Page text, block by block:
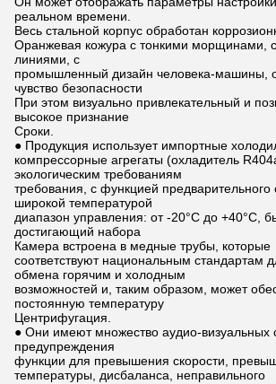
реальном времени.
Весь стальной корпус обработан
Оранжевая кожура с тонкими морщинами,
линиями, с
промышленный дизайн человека-машины,
чувство безопасности
При этом визуально привлекательный и
высокое признание
Сроки.
● Продукция использует импортные
компрессорные агрегаты (охладитель
экологическим требованиям
требования, с функцией
широкой температурой
диапазон управления: от -20°C до +40°C,
достигающий набора
Камера встроена в медные трубы, которые
соответствуют национальным стандартам
обмена горячим и холодным
возможностей и, таким образом, может
постоянную температуру
Центрифугация.
● Они имеют множество аудио-визуальных
предупреждения
функции для превышения скорости,
температуры, дисбаланса, неправильного